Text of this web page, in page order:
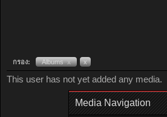
กรอง: Albums x x
This user has not yet added any media.
Media Navigation